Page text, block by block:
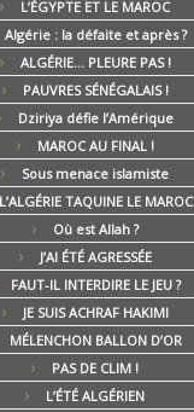
L’ÉGYPTE ET LE MAROC
Algérie : la défaite et après ?
ALGÉRIE… PLEURE PAS !
PAUVRES SÉNÉGALAIS !
Dziriya défie l’Amérique
MAROC AU FINAL !
Sous menace islamiste
L’ALGÉRIE TAQUINE LE MAROC
Où est Allah ?
J’AI ÉTÉ AGRESSÉE
FAUT-IL INTERDIRE LE JEU ?
JE SUIS ACHRAF HAKIMI
MÉLENCHON BALLON D’OR
PAS DE CLIM !
L’ÉTÉ ALGÉRIEN